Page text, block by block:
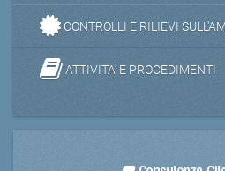
CONTROLLI E RILIEVI
ATTIVITA' E PROCEDIMENTI